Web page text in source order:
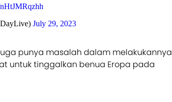
July 29, 2023
punya masalah dalam melakukannya
untuk tinggalkan benua Eropa pada